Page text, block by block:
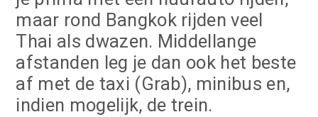
maar rond Bangkok rijden veel
Thai als dwazen. Middellange
afstanden leg je dan ook het beste
af met de taxi (Grab), minibus en,
indien mogelijk, de trein.